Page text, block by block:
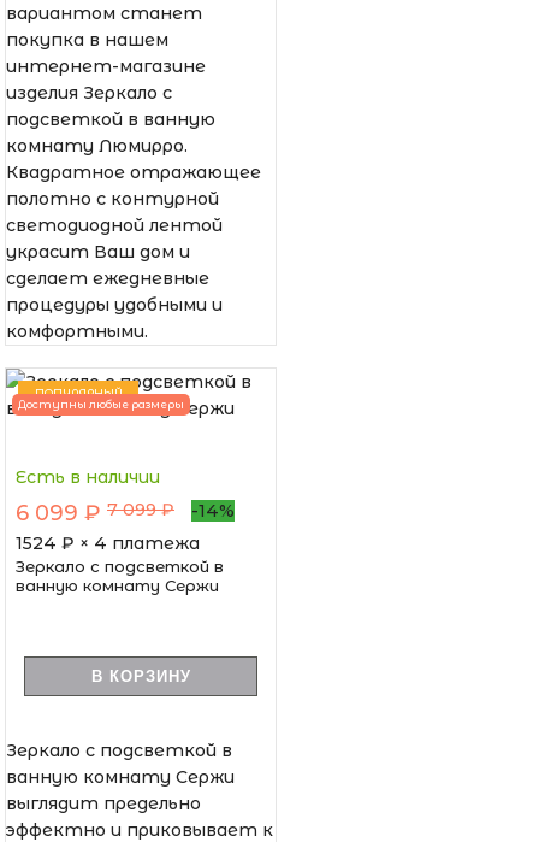
вариантом станет
покупка в нашем
интернет-магазине
изделия Зеркало с
подсветкой в ванную
комнату Люмирро.
Квадратное отражающее
полотно с контурной
светодиодной лентой
украсит Ваш дом и
сделает ежедневные
процедуры удобными и
комфортными.
ПОПУЛЯРНЫЙ
Доступны любые размеры
Есть в наличии
6 099 ₽ 7 099 ₽
-14%
1524 ₽ × 4 платежа
Зеркало с подсветкой в
ванную комнату Сержи
В КОРЗИНУ
Зеркало с подсветкой в
ванную комнату Сержи
выглядит предельно
эффектно и приковывает к